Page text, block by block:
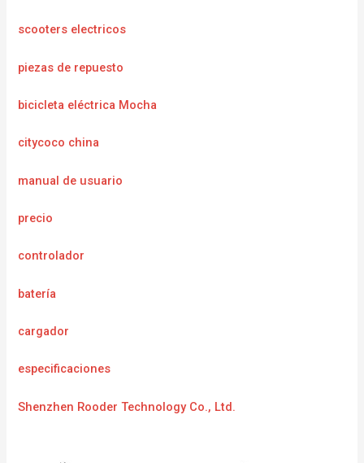
scooters electricos
piezas de repuesto
bicicleta eléctrica Mocha
citycoco china
manual de usuario
precio
controlador
batería
cargador
especificaciones
Shenzhen Rooder Technology Co., Ltd.